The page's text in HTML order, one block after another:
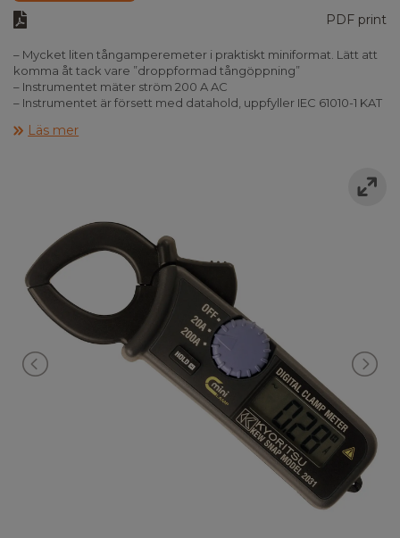
PDF print
– Mycket liten tångamperemeter i praktiskt miniformat. Lätt att
komma åt tack vare ”droppformad tångöppning”
– Instrumentet mäter ström 200 A AC
– Instrumentet är försett med datahold, uppfyller IEC 61010-1 KAT
manual.
Läs mer